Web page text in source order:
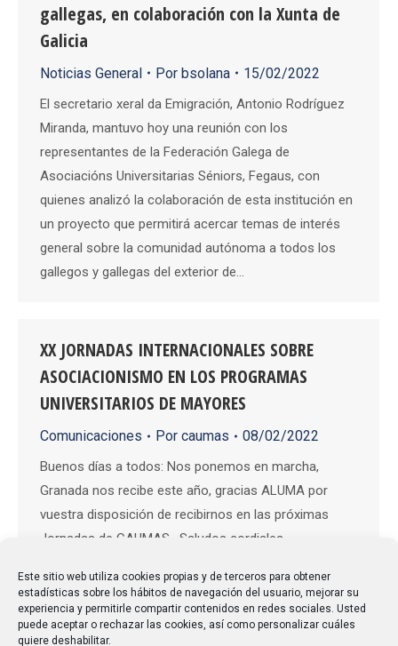
Este sitio web utiliza cookies propias y de terceros para obtener
estadísticas sobre los hábitos de navegación del usuario, mejorar su
experiencia y permitirle compartir contenidos en redes sociales. Usted
puede aceptar o rechazar las cookies, así como personalizar cuáles
quiere deshabilitar.
gallegas, en colaboración con la Xunta de
Galicia
Noticias General Por bsolana 15/02/2022
El secretario xeral da Emigración, Antonio Rodríguez
Miranda, mantuvo hoy una reunión con los
representantes de la Federación Galega de
Asociacións Universitarias Séniors, Fegaus, con
quienes analizó la colaboración de esta institución en
un proyecto que permitirá acercar temas de interés
general sobre la comunidad autónoma a todos los
gallegos y gallegas del exterior de…
XX JORNADAS INTERNACIONALES SOBRE
ASOCIACIONISMO EN LOS PROGRAMAS
UNIVERSITARIOS DE MAYORES
Comunicaciones Por caumas 08/02/2022
Buenos días a todos: Nos ponemos en marcha,
Granada nos recibe este año, gracias ALUMA por
vuestra disposición de recibirnos en las próximas
Jornadas de CAUMAS. Saludos cordiales.